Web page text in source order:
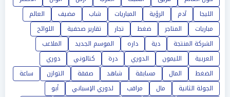
الليجا
آدم الرؤية المباريات شاب مضيف
العالم
مباريات
المتاجر ضغط تجار تقارير صحفية
اللوائح
الشركة المنتجة
دية داره الموسم الجديد
الملاعب
العربية
الليمون الدوري درة كتالوني
دوري
الضغط
المال مسابقة شاهد صفقة التوازن
ساعة
الجولة الثانية
مال مراقب لدوري الإسباني
أبو